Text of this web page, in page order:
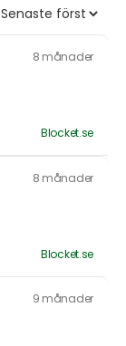
8 månader
Blocket.se
8 månader
Blocket.se
9 månader